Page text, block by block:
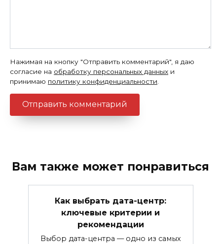
Нажимая на кнопку "Отправить комментарий", я даю
согласие на обработку персональных данных и
принимаю политику конфиденциальности
Вам также может понравиться
Как выбрать дата-центр:
ключевые критерии и
рекомендации
Выбор дата-центра — одно из самых